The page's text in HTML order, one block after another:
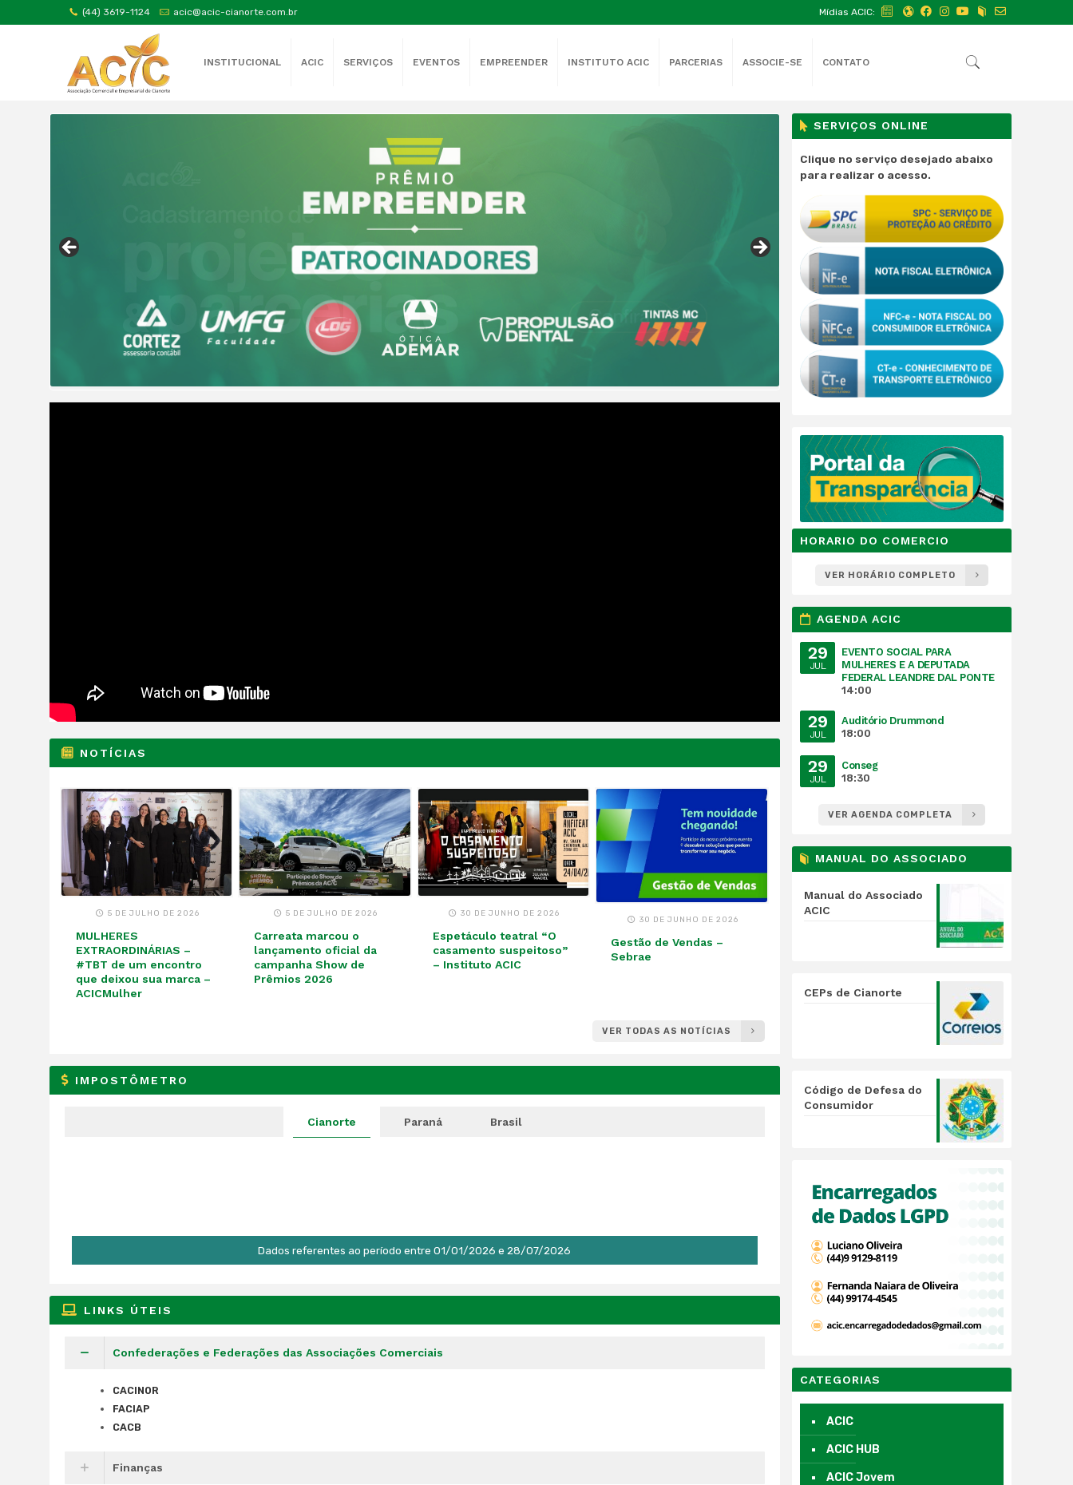
(44) 3619-1124 acic@acic-cianorte.com.br Mídias ACIC:
INSTITUCIONAL ACIC SERVIÇOS EVENTOS EMPREENDER INSTITUTO ACIC PARCERIAS ASSOCIE-SE CONTATO
NOTÍCIAS
5 DE JULHO DE 2026
MULHERES
EXTRAORDINÁRIAS –
#TBT de um encontro
que deixou sua marca –
ACICMulher
5 DE JULHO DE 2026
Carreata marcou o
lançamento oficial da
campanha Show de
Prêmios 2026
30 DE JUNHO DE 2026
Espetáculo teatral “O
casamento suspeitoso”
– Instituto ACIC
30 DE JUNHO DE 2026
Gestão de Vendas –
Sebrae
VER TODAS AS NOTÍCIAS
IMPOSTÔMETRO
Cianorte Paraná Brasil
Dados referentes ao período entre 01/01/2026 e 28/07/2026
LINKS ÚTEIS
Confederações e Federações das Associações Comerciais
CACINOR
FACIAP
CACB
Finanças
SERVIÇOS ONLINE
Clique no serviço desejado abaixo
para realizar o acesso.
HORARIO DO COMERCIO
VER HORÁRIO COMPLETO
AGENDA ACIC
29
JUL
EVENTO SOCIAL PARA
MULHERES E A DEPUTADA
FEDERAL LEANDRE DAL PONTE
14:00
29
JUL
Auditório Drummond
18:00
29
JUL
Conseg
18:30
VER AGENDA COMPLETA
MANUAL DO ASSOCIADO
Manual do Associado
ACIC
CEPs de Cianorte
Código de Defesa do
Consumidor
CATEGORIAS
ACIC
ACIC HUB
ACIC Jovem